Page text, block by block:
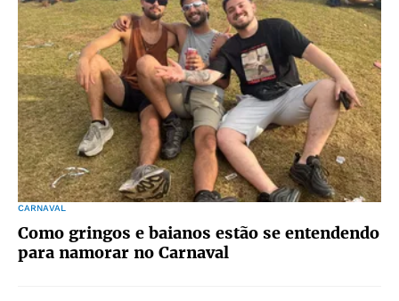
CARNAVAL
Como gringos e baianos estão se entendendo
para namorar no Carnaval